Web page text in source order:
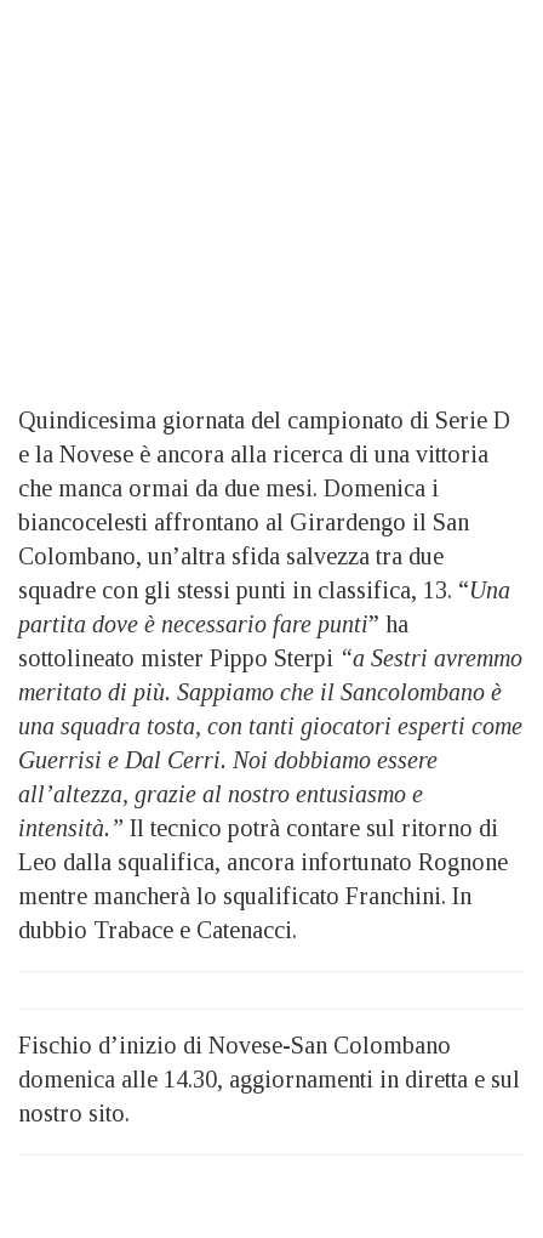
Quindicesima giornata del campionato di Serie D
e la Novese è ancora alla ricerca di una vittoria
che manca ormai da due mesi. Domenica i
biancocelesti affrontano al Girardengo il San
Colombano, un’altra sfida salvezza tra due
squadre con gli stessi punti in classifica, 13. “Una
partita dove è necessario fare punti” ha
sottolineato mister Pippo Sterpi “a Sestri avremmo
meritato di più. Sappiamo che il Sancolombano è
una squadra tosta, con tanti giocatori esperti come
Guerrisi e Dal Cerri. Noi dobbiamo essere
all’altezza, grazie al nostro entusiasmo e
intensità.” Il tecnico potrà contare sul ritorno di
Leo dalla squalifica, ancora infortunato Rognone
mentre mancherà lo squalificato Franchini. In
dubbio Trabace e Catenacci.
Fischio d’inizio di Novese-San Colombano
domenica alle 14.30, aggiornamenti in diretta e sul
nostro sito.